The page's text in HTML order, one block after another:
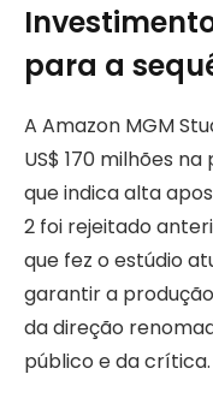
para a
A Amazon MGM
US$ 170 milhões
que indica alta
2 foi rejeitado
que fez o estúdio
garantir a
da direção
público e da crítica.